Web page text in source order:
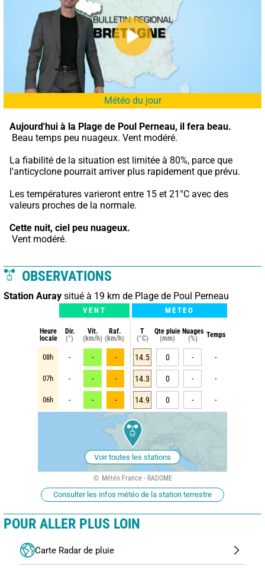
Météo du jour
Aujourd'hui à la Plage de Poul Perneau, il fera beau.
Beau temps peu nuageux. Vent modéré.
La fiabilité de la situation est limitée à 80%, parce que
l'anticyclone pourrait arriver plus rapidement que prévu.
Les températures varieront entre 15 et 21°C avec des
valeurs proches de la normale.
Cette nuit, ciel peu nuageux.
Vent modéré.
OBSERVATIONS
Station Auray situé à 19 km de Plage de Poul Perneau
VENT METEO
Heure
locale
Dir.
(°)
Vit.
(km/h)
Raf.
(km/h)
T
(°C)
Qte pluie
(mm)
Nuages
(%)
Temps
08h - - - 14.5 0 - -
07h - - - 14.3 0 - -
06h - - - 14.9 0 - -
Voir toutes les stations
Météo France - RADOME
Consulter les infos météo de la station terrestre
POUR ALLER PLUS LOIN
Carte Radar de pluie